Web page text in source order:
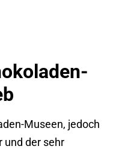
Museen, jedoch
und der sehr